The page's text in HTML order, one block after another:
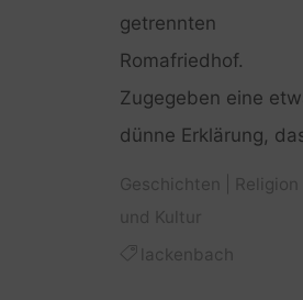
getrennten
Romafriedhof.
Zugegeben eine
dünne Erklärung,
Geschichten
Religion
und Kultur
lackenbach